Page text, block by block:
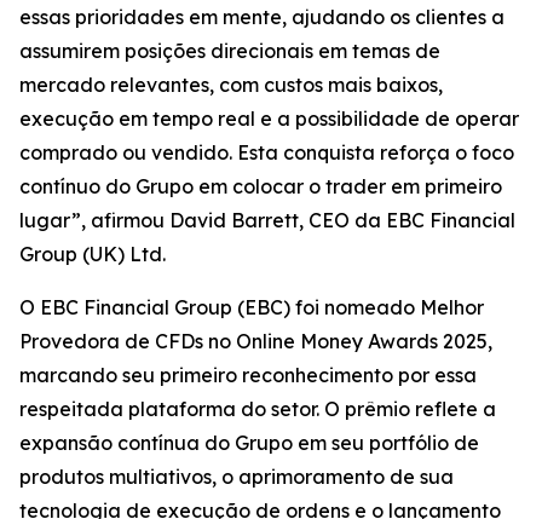
essas prioridades em mente, ajudando os clientes a
assumirem posições direcionais em temas de
mercado relevantes, com custos mais baixos,
execução em tempo real e a possibilidade de operar
comprado ou vendido. Esta conquista reforça o foco
contínuo do Grupo em colocar o trader em primeiro
lugar”, afirmou David Barrett, CEO da EBC Financial
Group (UK) Ltd.
O EBC Financial Group (EBC) foi nomeado Melhor
Provedora de CFDs no Online Money Awards 2025,
marcando seu primeiro reconhecimento por essa
respeitada plataforma do setor. O prêmio reflete a
expansão contínua do Grupo em seu portfólio de
produtos multiativos, o aprimoramento de sua
tecnologia de execução de ordens e o lançamento